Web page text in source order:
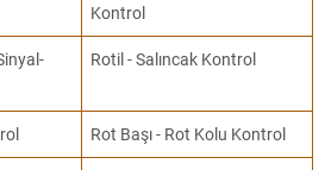
Kontrol
Rotil - Salıncak Kontrol
Rot Başı - Rot Kolu Kontrol